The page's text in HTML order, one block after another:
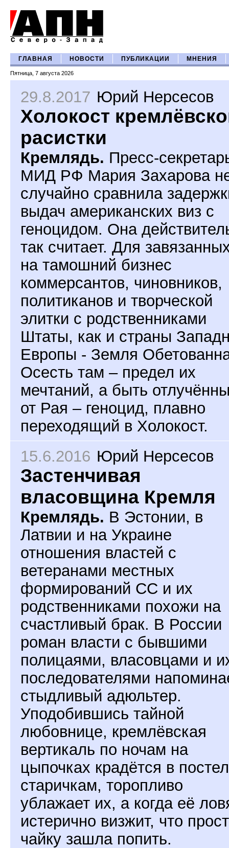
ГЛАВНАЯ НОВОСТИ ПУБЛИКАЦИИ МНЕНИЯ
Пятница, 7 августа 2026
29.8.2017 Юрий Нерсесов
Холокост
расистки
Кремлядь. Пресс-
МИД РФ Мария Захарова
случайно сравнила
выдач американских виз с
геноцидом. Она
так считает. Для
на тамошний бизнес
коммерсантов, чиновников,
политиканов и творческой
элитки с родственниками
Штаты, как и страны
Европы - Земля
Осесть там – предел их
мечтаний, а быть
от Рая – геноцид, плавно
переходящий в Холокост.
15.6.2016 Юрий Нерсесов
Застенчивая
власовщина Кремля
Кремлядь. В Эстонии, в
Латвии и на Украине
отношения властей с
ветеранами местных
формирований СС и их
родственниками похожи на
счастливый брак. В России
роман власти с бывшими
полицаями, власовцами и
последователями
стыдливый адюльтер.
Уподобившись тайной
любовнице, кремлёвская
вертикаль по ночам на
цыпочках крадётся в
старичкам, торопливо
ублажает их, а когда её
истерично визжит, что
чайку зашла попить.